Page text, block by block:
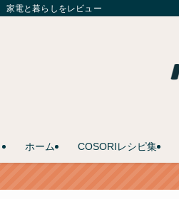
家電と暮らしをレビュー
ホーム COSORIレシピ集